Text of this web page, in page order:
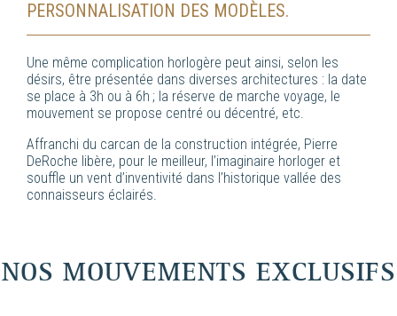
PERSONNALISATION DES MODÈLES.
Une même complication horlogère peut ainsi, selon les
désirs, être présentée dans diverses architectures : la date
se place à 3h ou à 6h ; la réserve de marche voyage, le
mouvement se propose centré ou décentré, etc.
Affranchi du carcan de la construction intégrée, Pierre
DeRoche libère, pour le meilleur, l’imaginaire horloger et
souffle un vent d’inventivité dans l’historique vallée des
connaisseurs éclairés.
NOS MOUVEMENTS EXCLUSIFS